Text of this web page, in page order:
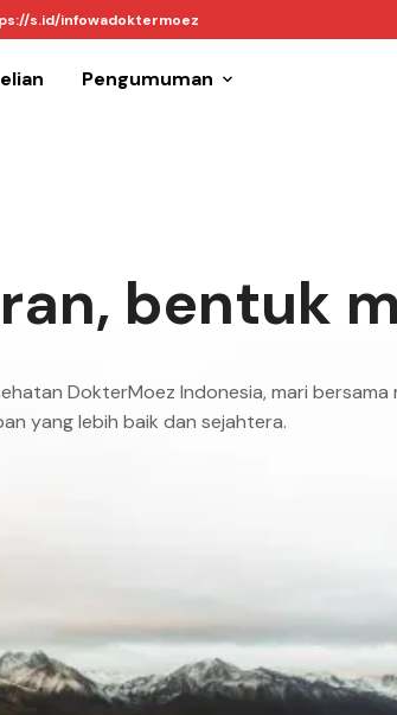
s.id/infowadoktermoez
Pengumuman
bentuk
DokterMoez Indonesia, mari
yang lebih baik dan sejahtera.